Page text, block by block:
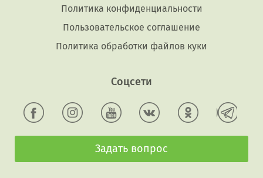
Политика конфиденциальности
Пользовательское соглашение
Политика обработки файлов куки
Соцсети
Задать вопрос